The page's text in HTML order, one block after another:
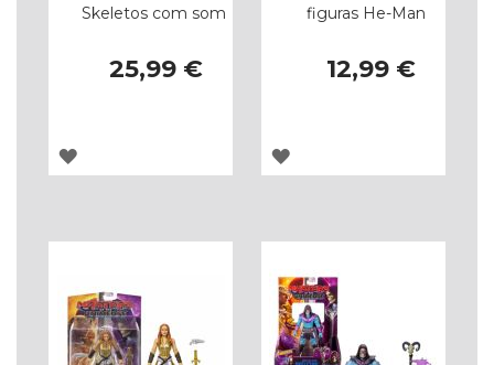
Skeletos com som
25,99 €
ADICIONAR
DESEJOS
figuras He-Man
12,99 €
ADICIONAR
DESEJOS